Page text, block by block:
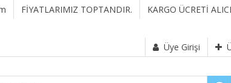
FİYATLARIMIZ TOPTANDIR.
KARGO ÜCRETİ
Üye Girişi